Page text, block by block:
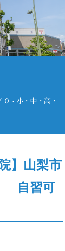
- 小・中・高・
】山梨市
自習可